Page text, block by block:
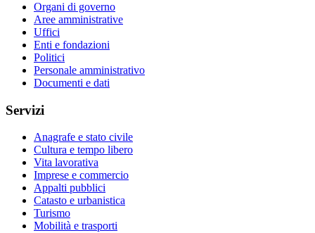
Organi di governo
Aree amministrative
Uffici
Enti e fondazioni
Politici
Personale amministrativo
Documenti e dati
Servizi
Anagrafe e stato civile
Cultura e tempo libero
Vita lavorativa
Imprese e commercio
Appalti pubblici
Catasto e urbanistica
Turismo
Mobilità e trasporti